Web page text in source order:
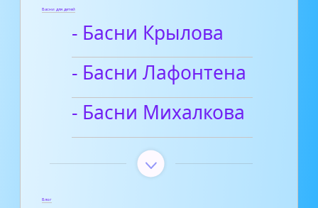
Басни для детей
- Басни Крылова
- Басни Лафонтена
- Басни Михалкова
Блог